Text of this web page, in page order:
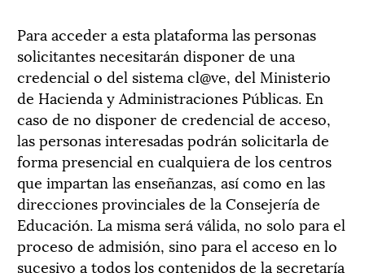
Para acceder a esta plataforma las personas
solicitantes necesitarán disponer de una
credencial o del sistema cl@ve, del Ministerio
de Hacienda y Administraciones Públicas. En
caso de no disponer de credencial de acceso,
las personas interesadas podrán solicitarla de
forma presencial en cualquiera de los centros
que impartan las enseñanzas, así como en las
direcciones provinciales de la Consejería de
Educación. La misma será válida, no solo para el
proceso de admisión, sino para el acceso en lo
sucesivo a todos los contenidos de la secretaría